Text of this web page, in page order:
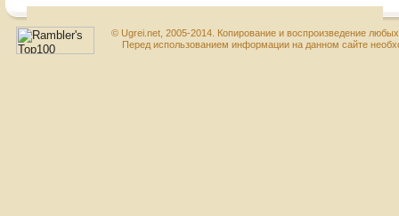
© Ugrei.net, 2005-2014. Копирование и воспроизведение
Перед использованием информации на данном сайте